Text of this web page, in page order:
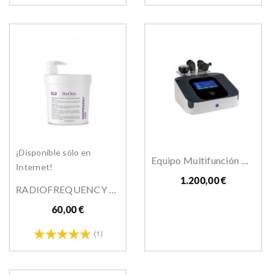
¡Disponible sólo en
Internet!
60,00 €
(1)
1.200,00 €